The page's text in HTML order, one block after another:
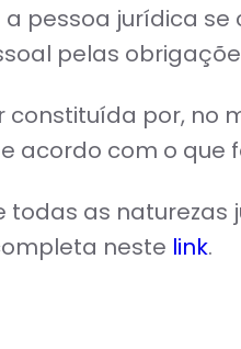
pessoa jurídica
pelas
por, no
acordo com o
as
neste link.